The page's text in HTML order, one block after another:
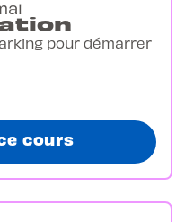
pour démarrer
cours